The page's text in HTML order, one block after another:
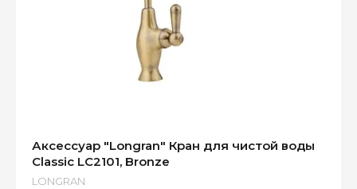
Аксессуар "Longran" Кран для чистой воды
Classic LC2101, Bronze
LONGRAN